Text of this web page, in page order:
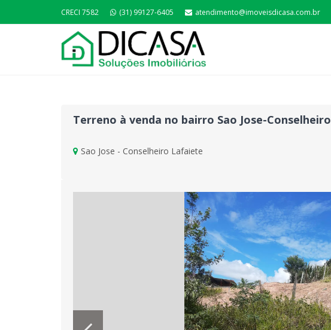
CRECI 7582 (31) 99127-6405 atendimento@imoveisdicasa.com.br
Terreno à venda no bairro Sao Jose-
Sao Jose - Conselheiro Lafaiete